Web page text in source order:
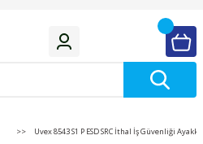
Uvex 8543 S1 P ESD SRC İthal İş Güvenliği